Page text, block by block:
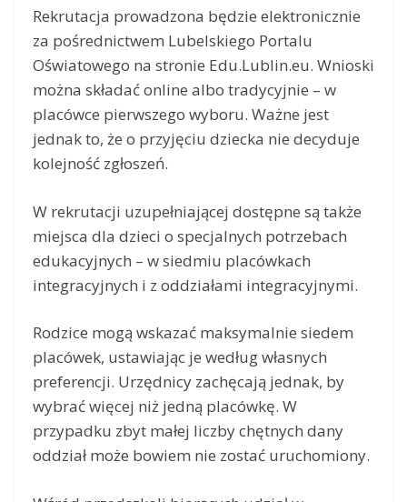
Rekrutacja prowadzona będzie elektronicznie
za pośrednictwem Lubelskiego Portalu
Oświatowego na stronie Edu.Lublin.eu. Wnioski
można składać online albo tradycyjnie – w
placówce pierwszego wyboru. Ważne jest
jednak to, że o przyjęciu dziecka nie decyduje
kolejność zgłoszeń.
W rekrutacji uzupełniającej dostępne są także
miejsca dla dzieci o specjalnych potrzebach
edukacyjnych – w siedmiu placówkach
integracyjnych i z oddziałami integracyjnymi.
Rodzice mogą wskazać maksymalnie siedem
placówek, ustawiając je według własnych
preferencji. Urzędnicy zachęcają jednak, by
wybrać więcej niż jedną placówkę. W
przypadku zbyt małej liczby chętnych dany
oddział może bowiem nie zostać uruchomiony.